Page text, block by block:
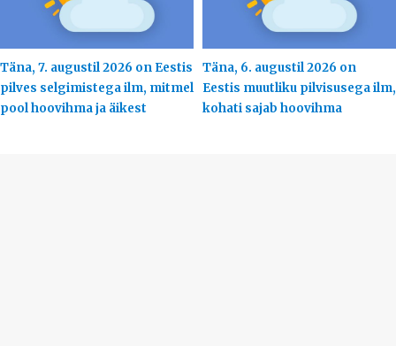
Täna, 7. augustil 2026 on Eestis
pilves selgimistega ilm, mitmel
pool hoovihma ja äikest
Täna, 6. augustil 2026 on
Eestis muutliku pilvisusega ilm,
kohati sajab hoovihma